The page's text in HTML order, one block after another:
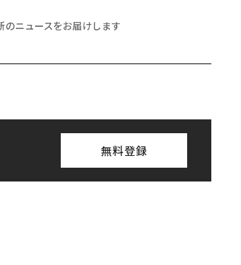
のニュースをお届けします
無料登録